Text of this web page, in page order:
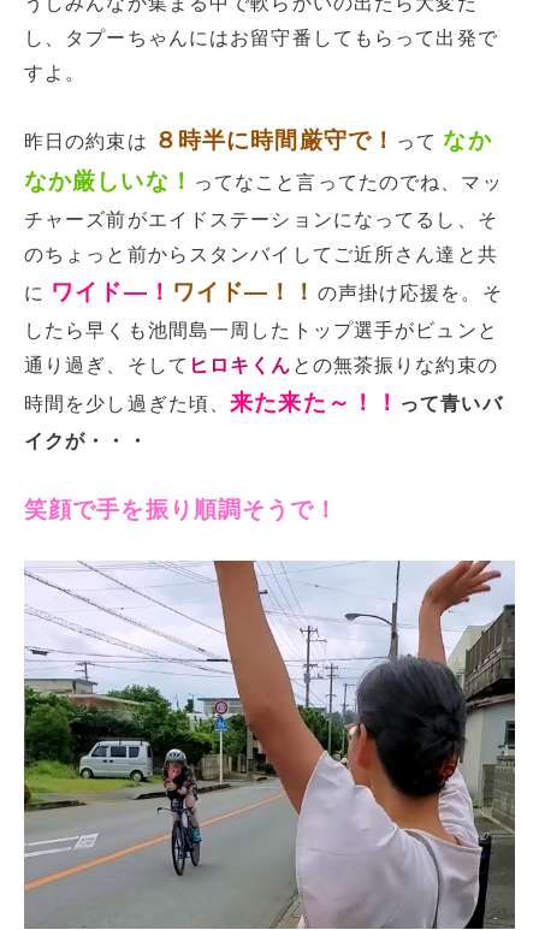
し、タプーちゃんにはお留守番してもらって出発で
すよ。
昨日の約束は ８時半に時間厳守で！ ってなか
なか厳しいな！ ってなこと言ってたのでね、マッ
チャーズ前がエイドステーションになってるし、そ
のちょっと前からスタンバイしてご近所さん達と共
に ワイド―！ ワイド―！！ の声掛け応援を。そ
したら早くも池間島一周したトップ選手がビュンと
通り過ぎ、そして ヒロキくん との無茶振りな約束の
時間を少し過ぎた頃、来た来た～！！ って青いバ
イクが・・・
笑顔で手を振り順調そうで！